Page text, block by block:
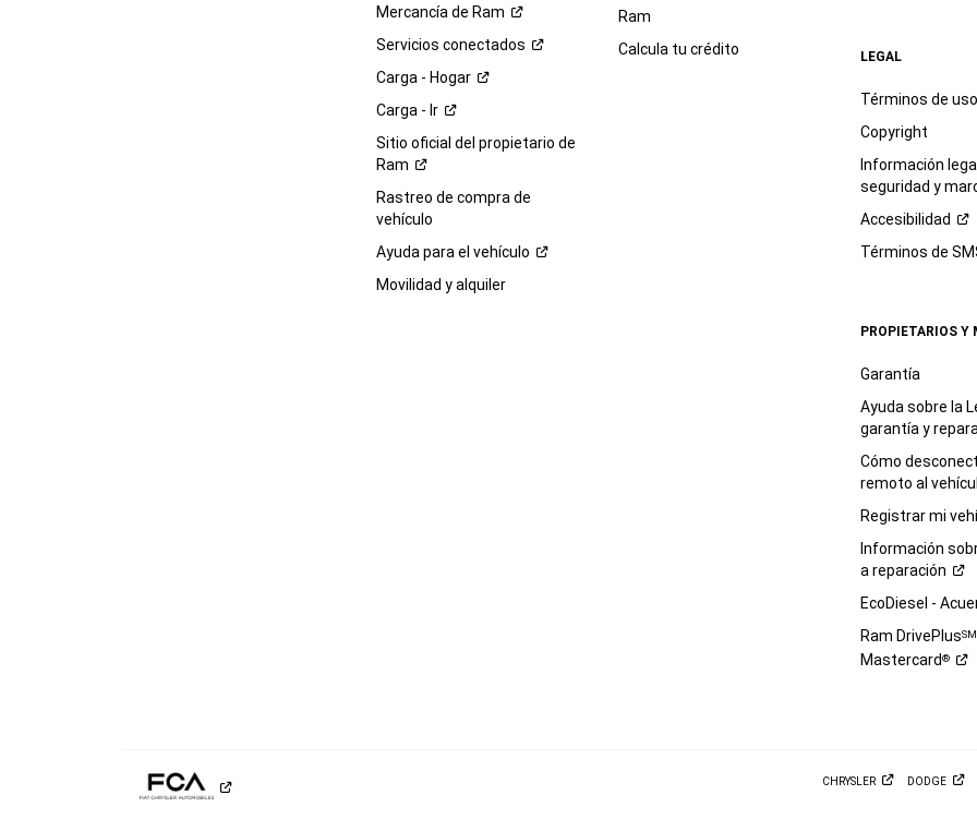
Mercancía de Ram
Servicios conectados
Carga - Hogar
Carga - Ir
Sitio oficial del propietario de
Ram
Rastreo de compra de
vehículo
Ayuda para el vehículo
Movilidad y alquiler
Ram
Calcula tu crédito
LEGAL
Términos de uso
Copyright
Información
seguridad y
Accesibilidad
Términos de
PROPIETARIOS Y
Garantía
Ayuda sobre la
garantía y
Cómo
remoto al
Registrar mi
Información
areparación
EcoDiesel -
Ram DrivePlusSM
Mastercard®
CHRYSLER DODGE